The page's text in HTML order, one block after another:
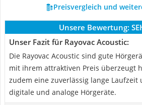
Preisvergleich und
Unsere Bewertung:
Unser Fazit für Rayovac Acoustic:
Die Rayovac Acoustic sind gute
mit ihrem attraktiven Preis überzeugt
zudem eine zuverlässig lange
digitale und analoge Hörgeräte.